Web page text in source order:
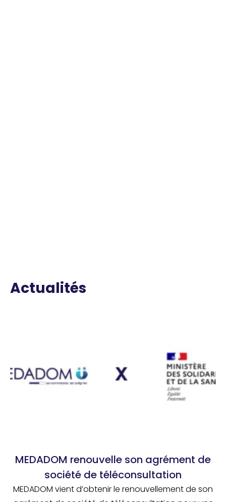
Actualités
MEDADOM renouvelle son agrément de
société de téléconsultation
MEDADOM vient d’obtenir le renouvellement de son